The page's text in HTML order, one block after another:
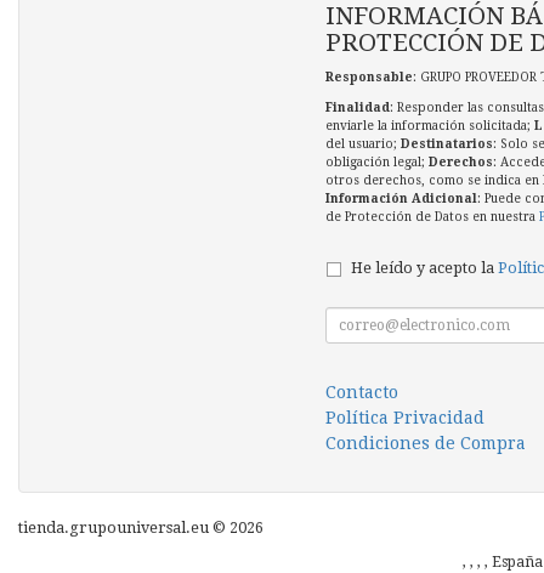
INFORMACIÓN
PROTECCIÓN DE
Responsable: GRUPO
Finalidad : Responder las
enviarle la información solicitada;
del usuario; Destinatarios: Solo
obligación legal; Derechos:
otros derechos, como se indica en
Información Adicional : Puede
de Protección de Datos en nuestra
He leído y acepto la
Contacto
Política Privacidad
Condiciones de Compra
tienda.grupouniversal.eu © 2026
, , , ,